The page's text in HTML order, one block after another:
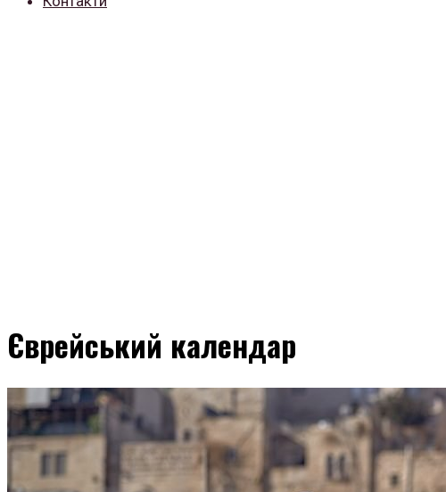
Єврейський календар